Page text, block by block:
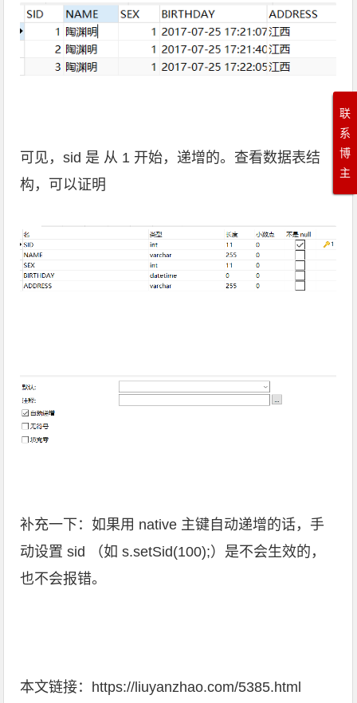
可见，sid 是 从 1 开始，递增的。查看数据表结
构，可以证明
补充一下：如果用 native 主键自动递增的话，手
动设置 sid （如 s.setSid(100);）是不会生效的，
也不会报错。
本文链接： https://liuyanzhao.com/5385.html
联
系
博
主